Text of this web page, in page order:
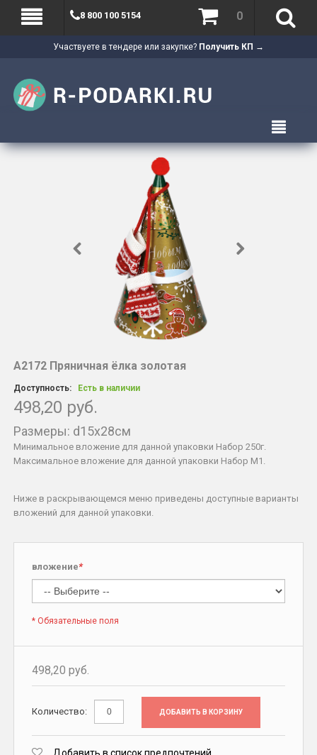
Участвуете в тендере или закупке? Получить КП →
8 800 100 5154 0
А2172 Пряничная ёлка золотая
Доступность: Есть в наличии
498,20 руб.
Размеры: d15x28см
Минимальное вложение для данной упаковки Набор 250г.
Максимальное вложение для данной упаковки Набор М1.
Ниже в раскрывающемся меню приведены доступные варианты
вложений для данной упаковки.
*
вложение
* Обязательные поля
498,20 руб.
Количество: ДОБАВИТЬ В КОРЗИНУ